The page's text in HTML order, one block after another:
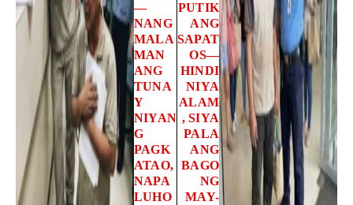
—
NANG
MALA
MAN
ANG
TUNA
Y
NIYAN
G
PAGK
ATAO,
NAPA
LUHO
PUTIK
ANG
SAPAT
OS—
HINDI
NIYA
ALAM
, SIYA
PALA
ANG
BAGO
NG
MAY-